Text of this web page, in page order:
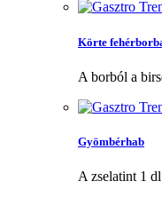
Körte
A borból a
Gyömbérhab
A zselatint 1